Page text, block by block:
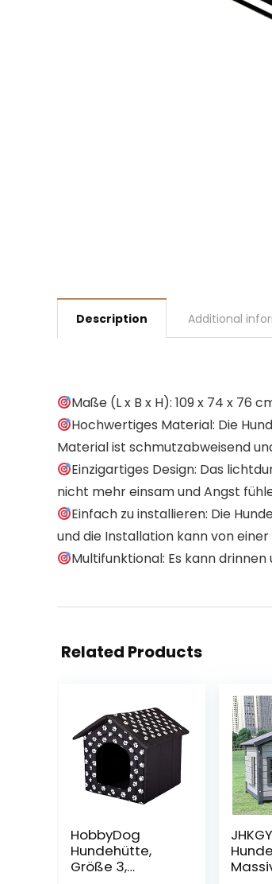
Description Additional
Maße (L x B x H): 109 x 74 x 76
Hochwertiges Material: Die
Material ist schmutzabweisend
Einzigartiges Design: Das
nicht mehr einsam und Angst
Einfach zu installieren: Die
und die Installation kann von
Multifunktional: Es kann
Related Products
HobbyDog
Hundehütte,
Größe 3,
JHKGY